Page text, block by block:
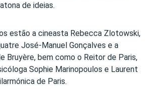
de ideias.
estão a cineasta Rebecca Zlotowski,
José-Manuel Gonçalves e a
Bruyère, bem como o Reitor de Paris,
Sophie Marinopoulos e Laurent
de Paris.